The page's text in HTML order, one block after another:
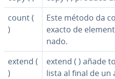
count (
)
Este método da
exacto de
na­do.
extend (
)
extend ( ) añade
lista al final de un